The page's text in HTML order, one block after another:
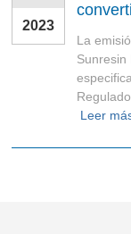
2023
La
Sunresin
Leer